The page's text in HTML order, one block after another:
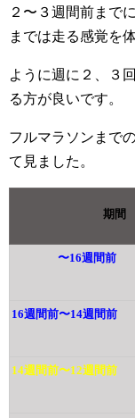
２〜３週間前まで
までは走る感覚を
ように週に２、３
る方が良いです。
フルマラソンまで
て見ました。
期間
〜16週間前
16週間前〜14週間前
14週間前〜12週間前